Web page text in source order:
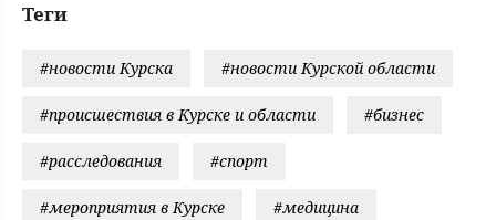
Теги
#новости Курска #новости Курской области
#происшествия в Курске и области #бизнес
#расследования #спорт
#мероприятия в Курске #медицина